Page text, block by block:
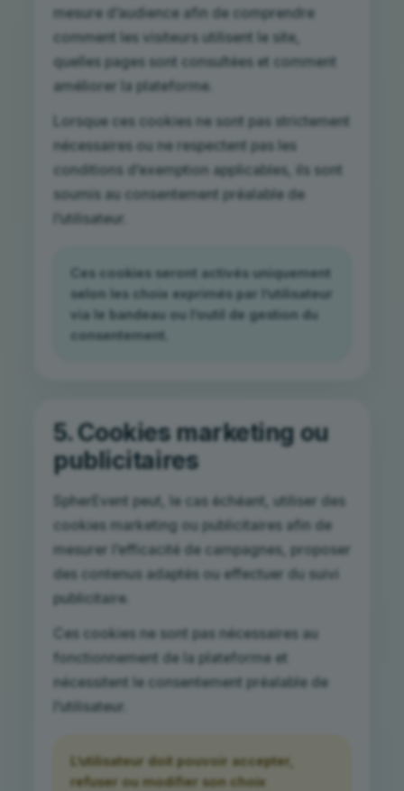
mesure d’audience afin de comprendre
comment les visiteurs utilisent le site,
quelles pages sont consultées et comment
améliorer la plateforme.
Lorsque ces cookies ne sont pas strictement
nécessaires ou ne respectent pas les
conditions d’exemption applicables, ils sont
soumis au consentement préalable de
l’utilisateur.
Ces cookies seront activés uniquement
selon les choix exprimés par l’utilisateur
via le bandeau ou l’outil de gestion du
consentement.
5. Cookies marketing ou
publicitaires
SpherEvent peut, le cas échéant, utiliser des
cookies marketing ou publicitaires afin de
mesurer l’efficacité de campagnes, proposer
des contenus adaptés ou effectuer du suivi
publicitaire.
Ces cookies ne sont pas nécessaires au
fonctionnement de la plateforme et
nécessitent le consentement préalable de
l’utilisateur.
L’utilisateur doit pouvoir accepter,
refuser ou modifier son choix